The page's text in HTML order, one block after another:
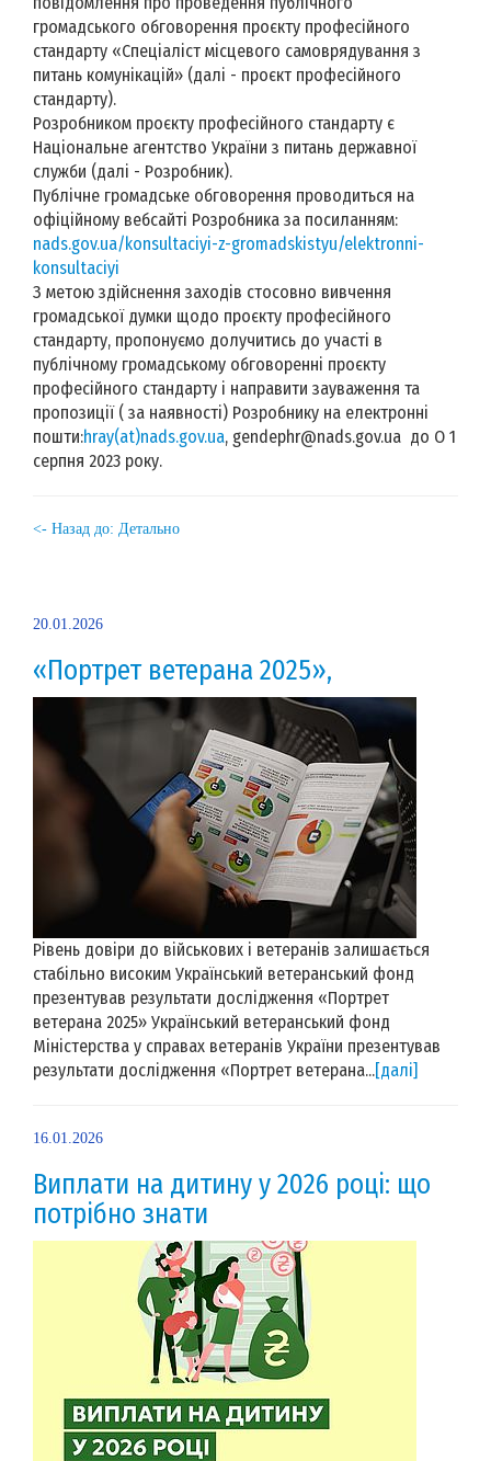
громадського обговорення проєкту професійного
стандарту «Спеціаліст місцевого самоврядування з
питань комунікацій» (далі - проєкт професійного
стандарту).
Розробником проєкту професійного стандарту є
Національне агентство України з питань державної
служби (далі - Розробник).
Публічне громадське обговорення проводиться на
офіційному вебсайті Розробника за посиланням:
nads.gov.ua/konsultaciyi-z-gromadskistyu/elektronni-
konsultaciyi
З метою здійснення заходів стосовно вивчення
громадської думки щодо проєкту професійного
стандарту, пропонуємо долучитись до участі в
публічному громадському обговоренні проєкту
професійного стандарту і направити зауваження та
пропозиції ( за наявності) Розробнику на електронні
пошти:hray(at)nads.gov.ua, gendephr@nads.gov.ua до О 1
серпня 2023 року.
<- Назад до: Детально
20.01.2026
«Портрет ветерана 2025»,
Рівень довіри до військових і ветеранів залишається
стабільно високим Український ветеранський фонд
презентував результати дослідження «Портрет
ветерана 2025» Український ветеранський фонд
Міністерства у справах ветеранів України презентував
результати дослідження «Портрет ветерана...[далі]
16.01.2026
Виплати на дитину у 2026 році: що
потрібно знати